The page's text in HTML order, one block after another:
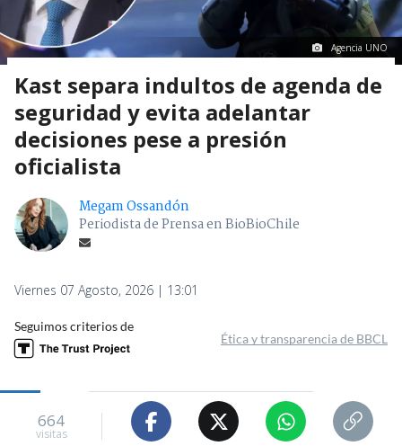
Agencia UNO
Kast separa indultos de agenda de
seguridad y evita adelantar
decisiones pese a presión
oficialista
Megam Ossandón
Periodista de Prensa en BioBioChile
Viernes 07 Agosto, 2026 | 13:01
Seguimos criterios de
Ética y transparencia de BBCL
664
visitas